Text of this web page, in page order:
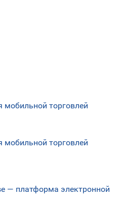
мобильной торговлей
мобильной торговлей
— платформа электронной